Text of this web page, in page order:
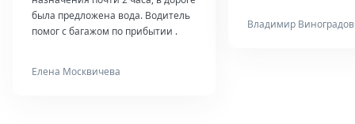
была предложена вода. Водитель
помог с багажом по прибытии .
Елена Москвичева
Владимир Виноградов